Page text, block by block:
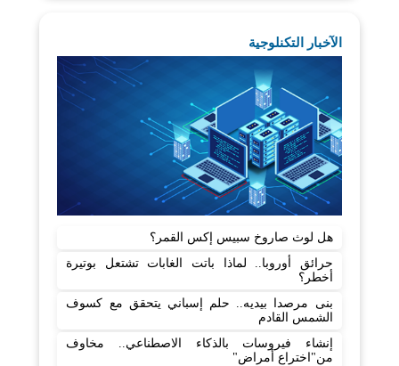
الآخبار التكنلوجية
هل لوث صاروخ سبيس إكس القمر؟
حرائق أوروبا.. لماذا باتت الغابات تشتعل بوتيرة
أخطر؟
بنى مرصدا بيديه.. حلم إسباني يتحقق مع كسوف
الشمس القادم
إنشاء فيروسات بالذكاء الاصطناعي.. مخاوف
من"اختراع أمراض"